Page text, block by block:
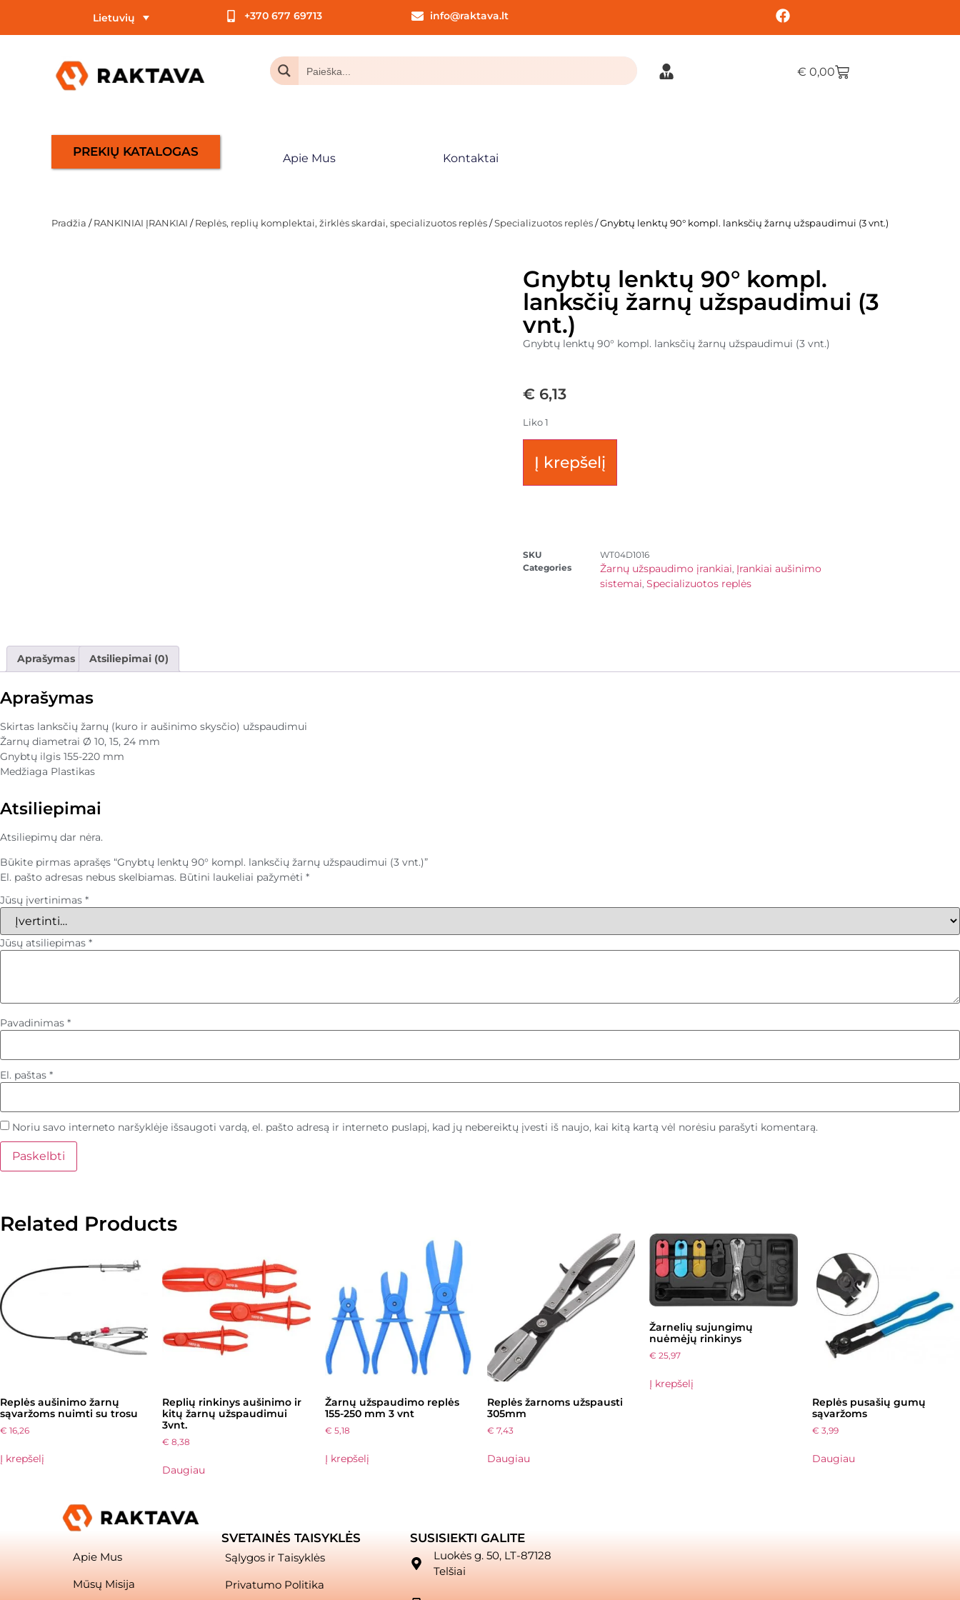
Lietuvių +370 677 69713 info@raktava.lt
€ 0,00
PREKIŲ KATALOGAS Apie Mus Kontaktai
Pradžia /RANKINIAI ĮRANKIAI /Replės, replių komplektai, žirklės skardai, specializuotos replės/Specializuotos replės/ Gnybtų lenktų 90° kompl. lanksčių žarnų užspaudimui (3 vnt.)
Gnybtų lenktų 90° kompl.
lanksčių žarnų užspaudimui (3
vnt.)
Gnybtų lenktų 90° kompl. lanksčių žarnų užspaudimui (3 vnt.)
€ 6,13
Liko 1
Į krepšelį
SKU
WT04D1016
Categories
Žarnų užspaudimo įrankiai, Įrankiai aušinimo
sistemai, Specializuotos replės
Aprašymas Atsiliepimai (0)
Aprašymas
Skirtas lanksčių žarnų (kuro ir aušinimo skysčio) užspaudimui
Žarnų diametrai Ø 10, 15, 24 mm
Gnybtų ilgis 155-220 mm
Medžiaga Plastikas
Atsiliepimai
Atsiliepimų dar nėra.
Būkite pirmas aprašęs “Gnybtų lenktų 90° kompl. lanksčių žarnų užspaudimui (3 vnt.)”
El. pašto adresas nebus skelbiamas. Būtini laukeliai pažymėti *
Jūsų įvertinimas *
Jūsų atsiliepimas *
Pavadinimas *
El. paštas *
Noriu savo interneto naršyklėje išsaugoti vardą, el. pašto adresą ir interneto puslapį, kad jų nebereiktų įvesti iš naujo, kai kitą kartą vėl norėsiu parašyti komentarą.
Related Products
Replės aušinimo žarnų
sąvaržoms nuimti su trosu
€ 16,26
Į krepšelį
Replių rinkinys aušinimo ir
kitų žarnų užspaudimui
3vnt.
€ 8,38
Daugiau
Žarnų užspaudimo replės
155-250 mm 3 vnt
€ 5,18
Į krepšelį
Replės žarnoms užspausti
305mm
€ 7,43
Daugiau
Žarnelių sujungimų
nuėmėjų rinkinys
€ 25,97
Į krepšelį
Replės pusašių gumų
sąvaržoms
€ 3,99
Daugiau
Apie Mus
Mūsų Misija
SVETAINĖS TAISYKLĖS
Sąlygos ir Taisyklės
Privatumo Politika
SUSISIEKTI GALITE
Luokės g. 50, LT-87128
Telšiai